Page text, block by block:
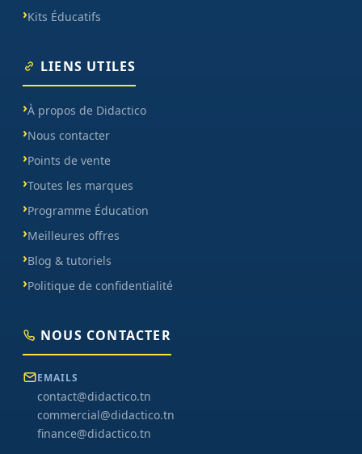
Kits Éducatifs
LIENS UTILES
À propos de Didactico
Nous contacter
Points de vente
Toutes les marques
Programme Éducation
Meilleures offres
Blog & tutoriels
Politique de confidentialité
NOUS CONTACTER
EMAILS
contact@didactico.tn
commercial@didactico.tn
finance@didactico.tn